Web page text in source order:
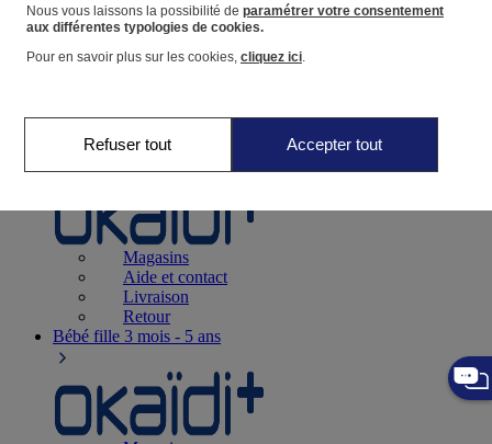
Favoris
Naissance0-12 mois
Magasins
Aide et contact
Livraison
Retour
Bébé fille 3 mois - 5 ans
Nous vous laissons la possibilité de paramétrer votre consentement
aux différentes typologies de cookies.
Pour en savoir plus sur les cookies, cliquez ici.
Refuser tout Accepter tout